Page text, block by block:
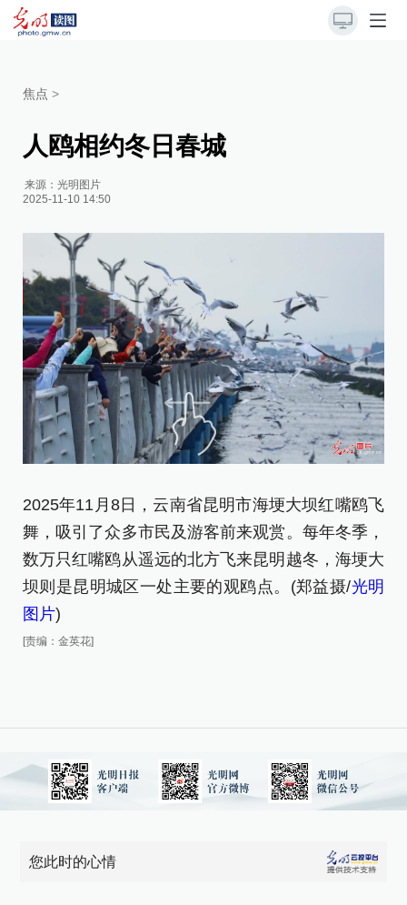
焦点 >
人鸥相约冬日春城
来源：光明图片
2025-11-10 14:50
2025年11月8日，云南省昆明市海埂大坝红嘴鸥飞
舞，吸引了众多市民及游客前来观赏。每年冬季，
数万只红嘴鸥从遥远的北方飞来昆明越冬，海埂大
坝则是昆明城区一处主要的观鸥点。(郑益摄/光明
图片)
[责编：金英花]
您此时的心情